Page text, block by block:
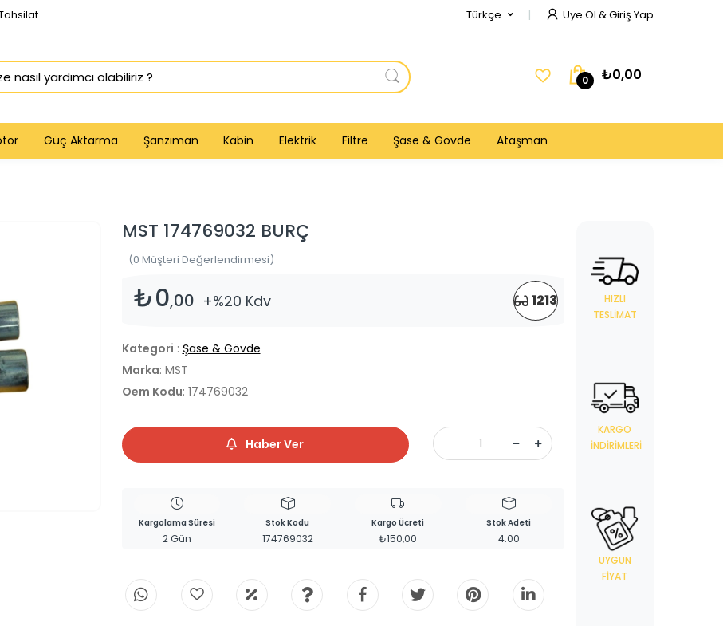
Türkçe Üye Ol & Giriş Yap
0 ₺0,00
Güç Aktarma Şanzıman Kabin Elektrik Filtre Şase & Gövde Ataşman
MST 174769032 BURÇ
(0 Müşteri Değerlendirmesi)
₺0,00 +%20 Kdv 1213
Kategori : Şase & Gövde
Marka: MST
Oem Kodu: 174769032
Haber Ver
Kargolama Süresi
2 Gün
Stok Kodu
174769032
Kargo Ücreti
₺150,00
Stok Adeti
4.00
HIZLI
TESLIMAT
KARGO
İNDIRIMLERI
UYGUN
FIYAT